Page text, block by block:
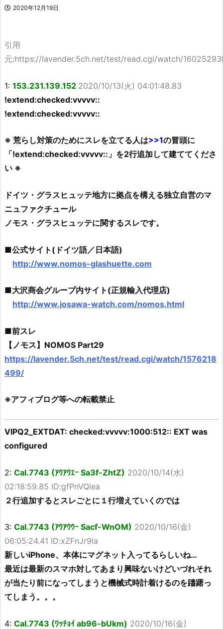
2020年12月19日
引用
元:https://lavender.5ch.net/test/read.cgi/watch/
1: 153.231.139.152 2020/10/13(火) 04:01:48.83
!extend:checked:vvvvv::
!extend:checked:vvvvv::
※ 荒らし対策のためにスレを立てる人は>>1の冒頭に
「!extend:checked:vvvvv::」を2行追加して建ててくださ
い ※
ドイツ・グラスヒュッテ地方に拠点を構える独立自営のマ
ニュファクチュール
ノモス・グラスヒュッテに関するスレです。
■公式サイト(ドイツ語／日本語)
http://www.nomos-glashuette.com
■大沢商会グループ内サイト(正規輸入代理店)
http://www.josawa-watch.com/nomos.html
■前スレ
【ノモス】NOMOS Part29
https://lavender.5ch.net/test/read.cgi/watch/1576218
499/
※アフィブログ等への転載禁止
VIPQ2_EXTDAT: checked:vvvvv:1000:512:: EXT was
configured
2: Cal.7743 (ｱｳｱｳｴｰ Sa3f-ZhtZ) 2020/10/14(水)
02:18:59.85 ID:gfPnVQlea
２行追加するとスレごとに１行増えていくのでは
3: Cal.7743 (ｱｳｱｳｳｰ Sacf-WnOM) 2020/10/16(金)
06:05:24.41 ID:xZFnJr9la
新しいiPhone、本体にマグネット入ってるらしいね…
最近は最新のスマホ対してあまり興味ないけどいづれそれ
が当たり前になってしまうと機械式時計着けるのを躊躇っ
てしまう。。。
4: Cal.7743 (ﾜｯﾁｮｲ ab96-bUkm) 2020/10/16(金)